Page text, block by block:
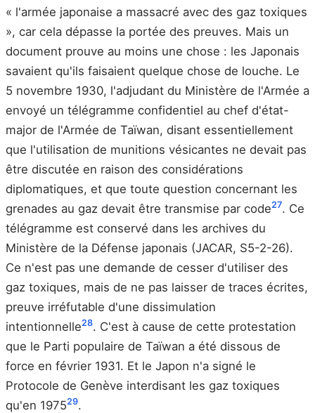
« l'armée japonaise a massacré avec des gaz toxiques
», car cela dépasse la portée des preuves. Mais un
document prouve au moins une chose : les Japonais
savaient qu'ils faisaient quelque chose de louche. Le
5 novembre 1930, l'adjudant du Ministère de l'Armée a
envoyé un télégramme confidentiel au chef d'état-
major de l'Armée de Taïwan, disant essentiellement
que l'utilisation de munitions vésicantes ne devait pas
être discutée en raison des considérations
diplomatiques, et que toute question concernant les
grenades au gaz devait être transmise par code27. Ce
télégramme est conservé dans les archives du
Ministère de la Défense japonais (JACAR, S5-2-26).
Ce n'est pas une demande de cesser d'utiliser des
gaz toxiques, mais de ne pas laisser de traces écrites,
preuve irréfutable d'une dissimulation
intentionnelle28. C'est à cause de cette protestation
que le Parti populaire de Taïwan a été dissous de
force en février 1931. Et le Japon n'a signé le
Protocole de Genève interdisant les gaz toxiques
qu'en 197529.